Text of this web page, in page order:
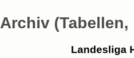
Archiv
Landesliga